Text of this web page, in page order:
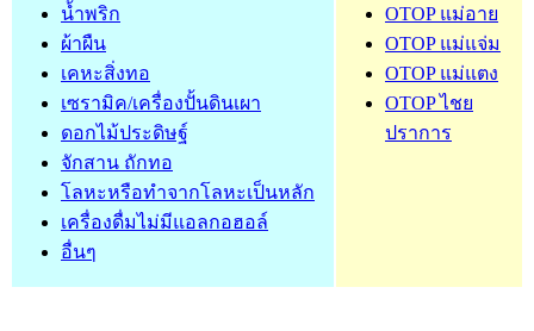
OTOP แม่อาย
OTOP แม่แจ่ม
OTOP แม่แตง
OTOP ไชย
ปราการ
น้ำพริก
ผ้าผืน
เคหะสิ่งทอ
เซรามิค/เครื่องปั้นดินเผา
ดอกไม้ประดิษฐ์
จักสาน ถักทอ
โลหะหรือทำจากโลหะเป็นหลัก
เครื่องดื่มไม่มีแอลกอฮอล์
อื่นๆ